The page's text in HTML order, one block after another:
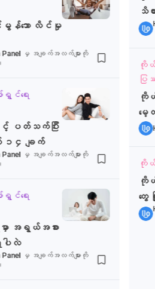
မွန်သော လိင်မှု
မှ အချက်အလက်များကို
ရွှင်ရေး
တ်သက်ပြီး
၁၄ ချက်
မှ အချက်အလက်များကို
ရွှင်ရေး
အရွယ်အစား
ပါလဲ
မှ အချက်အလက်များကို
သိ
ကိုယ်
ပြဿ
ကို
မေ့
ကို
ကို
တွေ